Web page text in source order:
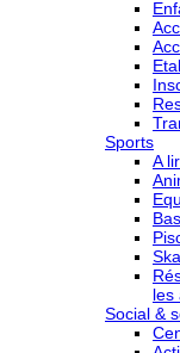
Sports
A
les
Social &